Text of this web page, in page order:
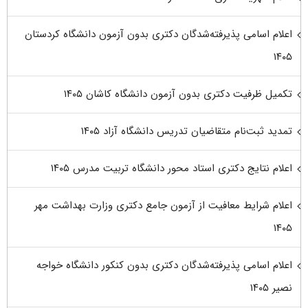
اعلام اسامی پذیرفته‌شدگان دکتری بدون آزمون دانشگاه کردستان
۱۴۰۵
تکمیل ظرفیت دکتری بدون آزمون دانشگاه کاشان ۱۴۰۵
تمدید ثبت‌نام متقاضیان تدریس دانشگاه آزاد ۱۴۰۵
اعلام نتایج دکتری استاد محور دانشگاه تربیت مدرس ۱۴۰۵
اعلام شرایط معافیت از آزمون جامع دکتری وزارت بهداشت مهر
۱۴۰۵
اعلام اسامی پذیرفته‌شدگان دکتری بدون کنکور دانشگاه خواجه
نصیر ۱۴۰۵